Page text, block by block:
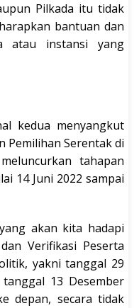
Pilkada itu tidak
bantuan dan
atau instansi yang
kedua menyangkut
Pemilihan Serentak di
tahapan
14 Juni 2022 sampai
akan kita hadapi
Verifikasi Peserta
yakni tanggal 29
13 Desember
depan, secara tidak